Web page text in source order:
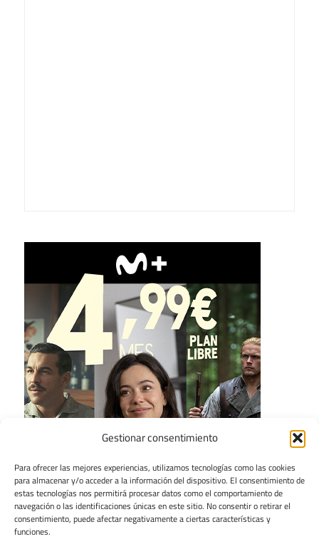
Gestionar consentimiento
Para ofrecer las mejores experiencias, utilizamos tecnologías como las cookies
para almacenar y/o acceder a la información del dispositivo. El consentimiento de
estas tecnologías nos permitirá procesar datos como el comportamiento de
navegación o las identificaciones únicas en este sitio. No consentir o retirar el
consentimiento, puede afectar negativamente a ciertas características y
funciones.